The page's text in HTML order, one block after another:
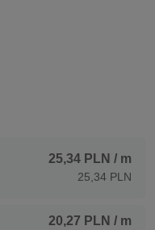
25,34 PLN / m
25,34 PLN
20,27 PLN / m